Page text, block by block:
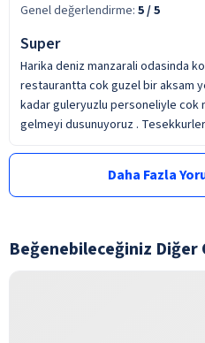
Genel değerlendirme: 5/ 5
Super
Harika deniz manzarali odasinda
restaurantta cok guzel bir aksam
kadar guleryuzlu personeliyle cok
gelmeyi dusunuyoruz .
Daha Fazla
Beğenebileceğiniz